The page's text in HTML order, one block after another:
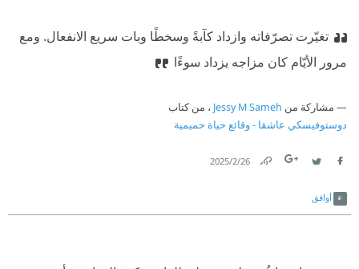
تغيّرت تصرّفاته وازداد كآبةً وسخطًا وبات سريع الانفعال. ومع
مرور الأيّام كان مزاجه يزداد سوءًا
مشاركة من Jessy M Sameh ، من كتاب
دوستوفيسكي عاشقا - وقائع حياة حميمية
26‏/2‏/2025
أوافق